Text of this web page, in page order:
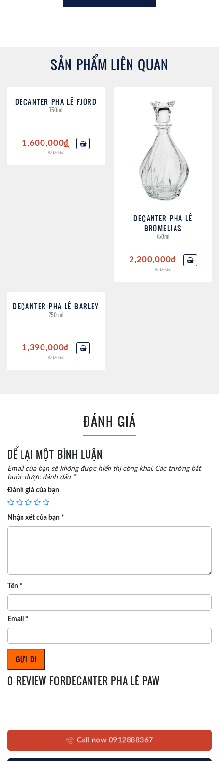
SẢN PHẨM LIÊN QUAN
DECANTER PHA LÊ FJORD
750ml
1,600,000đ
(0 Đ/lite)
DECANTER PHA LÊ
BROMELIAS
750ml
2,200,000đ
(0 Đ/lite)
DECANTER PHA LÊ BARLEY
750 ml
1,390,000đ
(0 Đ/lite)
ĐÁNH GIÁ
ĐỂ LẠI MỘT BÌNH LUẬN
Email của bạn sẽ không được hiển thị công khai. Các trường bắt
buộc được đánh dấu *
Đánh giá của bạn
Nhận xét của bạn *
Tên *
Email *
0 REVIEW FORDECANTER PHA LÊ PAW
Call now 0912888367